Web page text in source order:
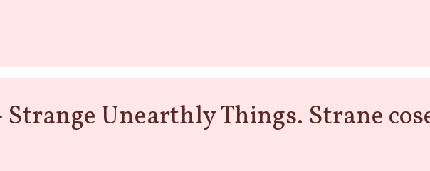
rigida e da un peso troppo grande, è in cerca di risposte
Strange Unearthly Things. Strane